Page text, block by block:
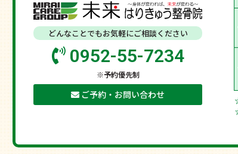
どんなことでもお気軽にご相談ください
0952-55-7234
※予約優先制
ご予約・お問い合わせ